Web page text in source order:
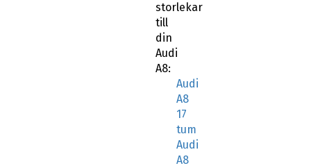
storlekar
till
din
Audi
A8:
Audi
A8
17
tum
Audi
A8